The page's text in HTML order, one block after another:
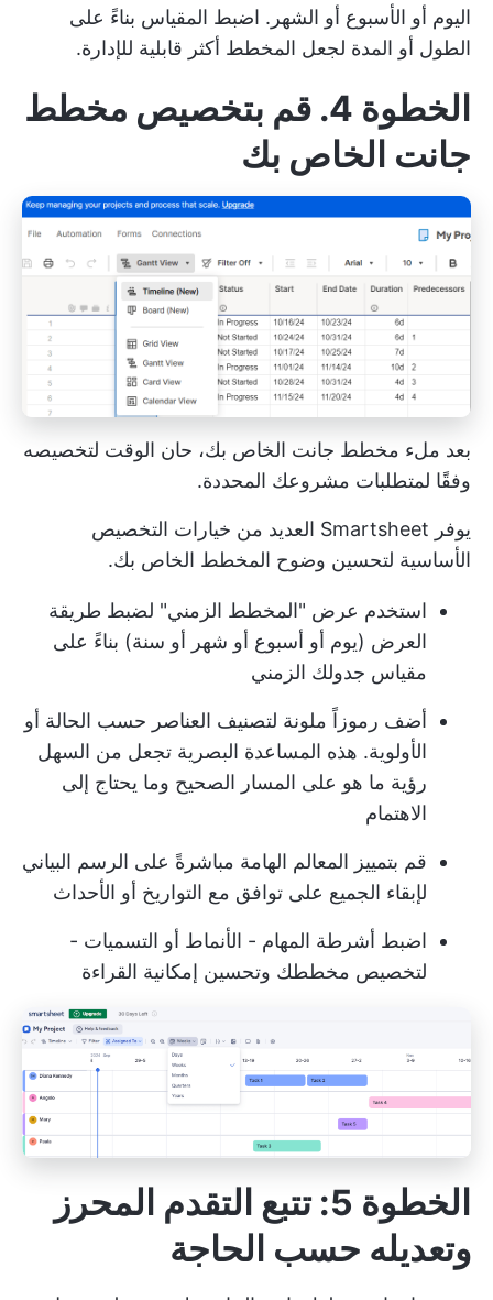
اليوم أو الأسبوع أو الشهر. اضبط المقياس بناءً على
الطول أو المدة لجعل المخطط أكثر قابلية للإدارة.
الخطوة 4. قم بتخصيص مخطط
جانت الخاص بك
بعد ملء مخطط جانت الخاص بك، حان الوقت لتخصيصه
وفقًا لمتطلبات مشروعك المحددة.
يوفر Smartsheet العديد من خيارات التخصيص
الأساسية لتحسين وضوح المخطط الخاص بك.
استخدم عرض "المخطط الزمني" لضبط طريقة
العرض (يوم أو أسبوع أو شهر أو سنة) بناءً على
مقياس جدولك الزمني
أضف رموزاً ملونة لتصنيف العناصر حسب الحالة أو
الأولوية. هذه المساعدة البصرية تجعل من السهل
رؤية ما هو على المسار الصحيح وما يحتاج إلى
الاهتمام
قم بتمييز المعالم الهامة مباشرةً على الرسم البياني
لإبقاء الجميع على توافق مع التواريخ أو الأحداث
اضبط أشرطة المهام - الأنماط أو التسميات -
لتخصيص مخططك وتحسين إمكانية القراءة
الخطوة 5: تتبع التقدم المحرز
وتعديله حسب الحاجة